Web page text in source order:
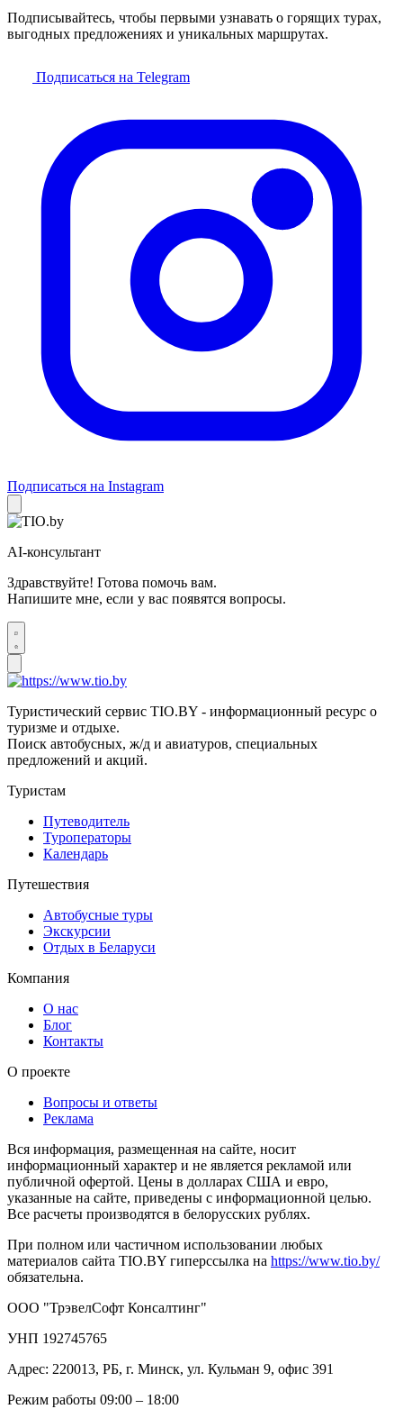
Подписывайтесь, чтобы первыми узнавать о горящих турах,
выгодных предложениях и уникальных маршрутах.
Подписаться на Telegram
Подписаться на Instagram
AI-консультант
Здравствуйте! Готова помочь вам.
Напишите мне, если у вас появятся вопросы.
Туристический сервис TIO.BY - информационный ресурс о
туризме и отдыхе.
Поиск автобусных, ж/д и авиатуров, специальных
предложений и акций.
Туристам
Путеводитель
Туроператоры
Календарь
Путешествия
Автобусные туры
Экскурсии
Отдых в Беларуси
Компания
О нас
Блог
Контакты
О проекте
Вопросы и ответы
Реклама
Вся информация, размещенная на сайте, носит
информационный характер и не является рекламой или
публичной офертой. Цены в долларах США и евро,
указанные на сайте, приведены с информационной целью.
Все расчеты производятся в белорусских рублях.
При полном или частичном использовании любых
материалов сайта TIO.BY гиперссылка на https://www.tio.by/
обязательна.
ООО "ТрэвелСофт Консалтинг"
УНП 192745765
Адрес: 220013, РБ, г. Минск, ул. Кульман 9, офис 391
Режим работы 09:00 – 18:00